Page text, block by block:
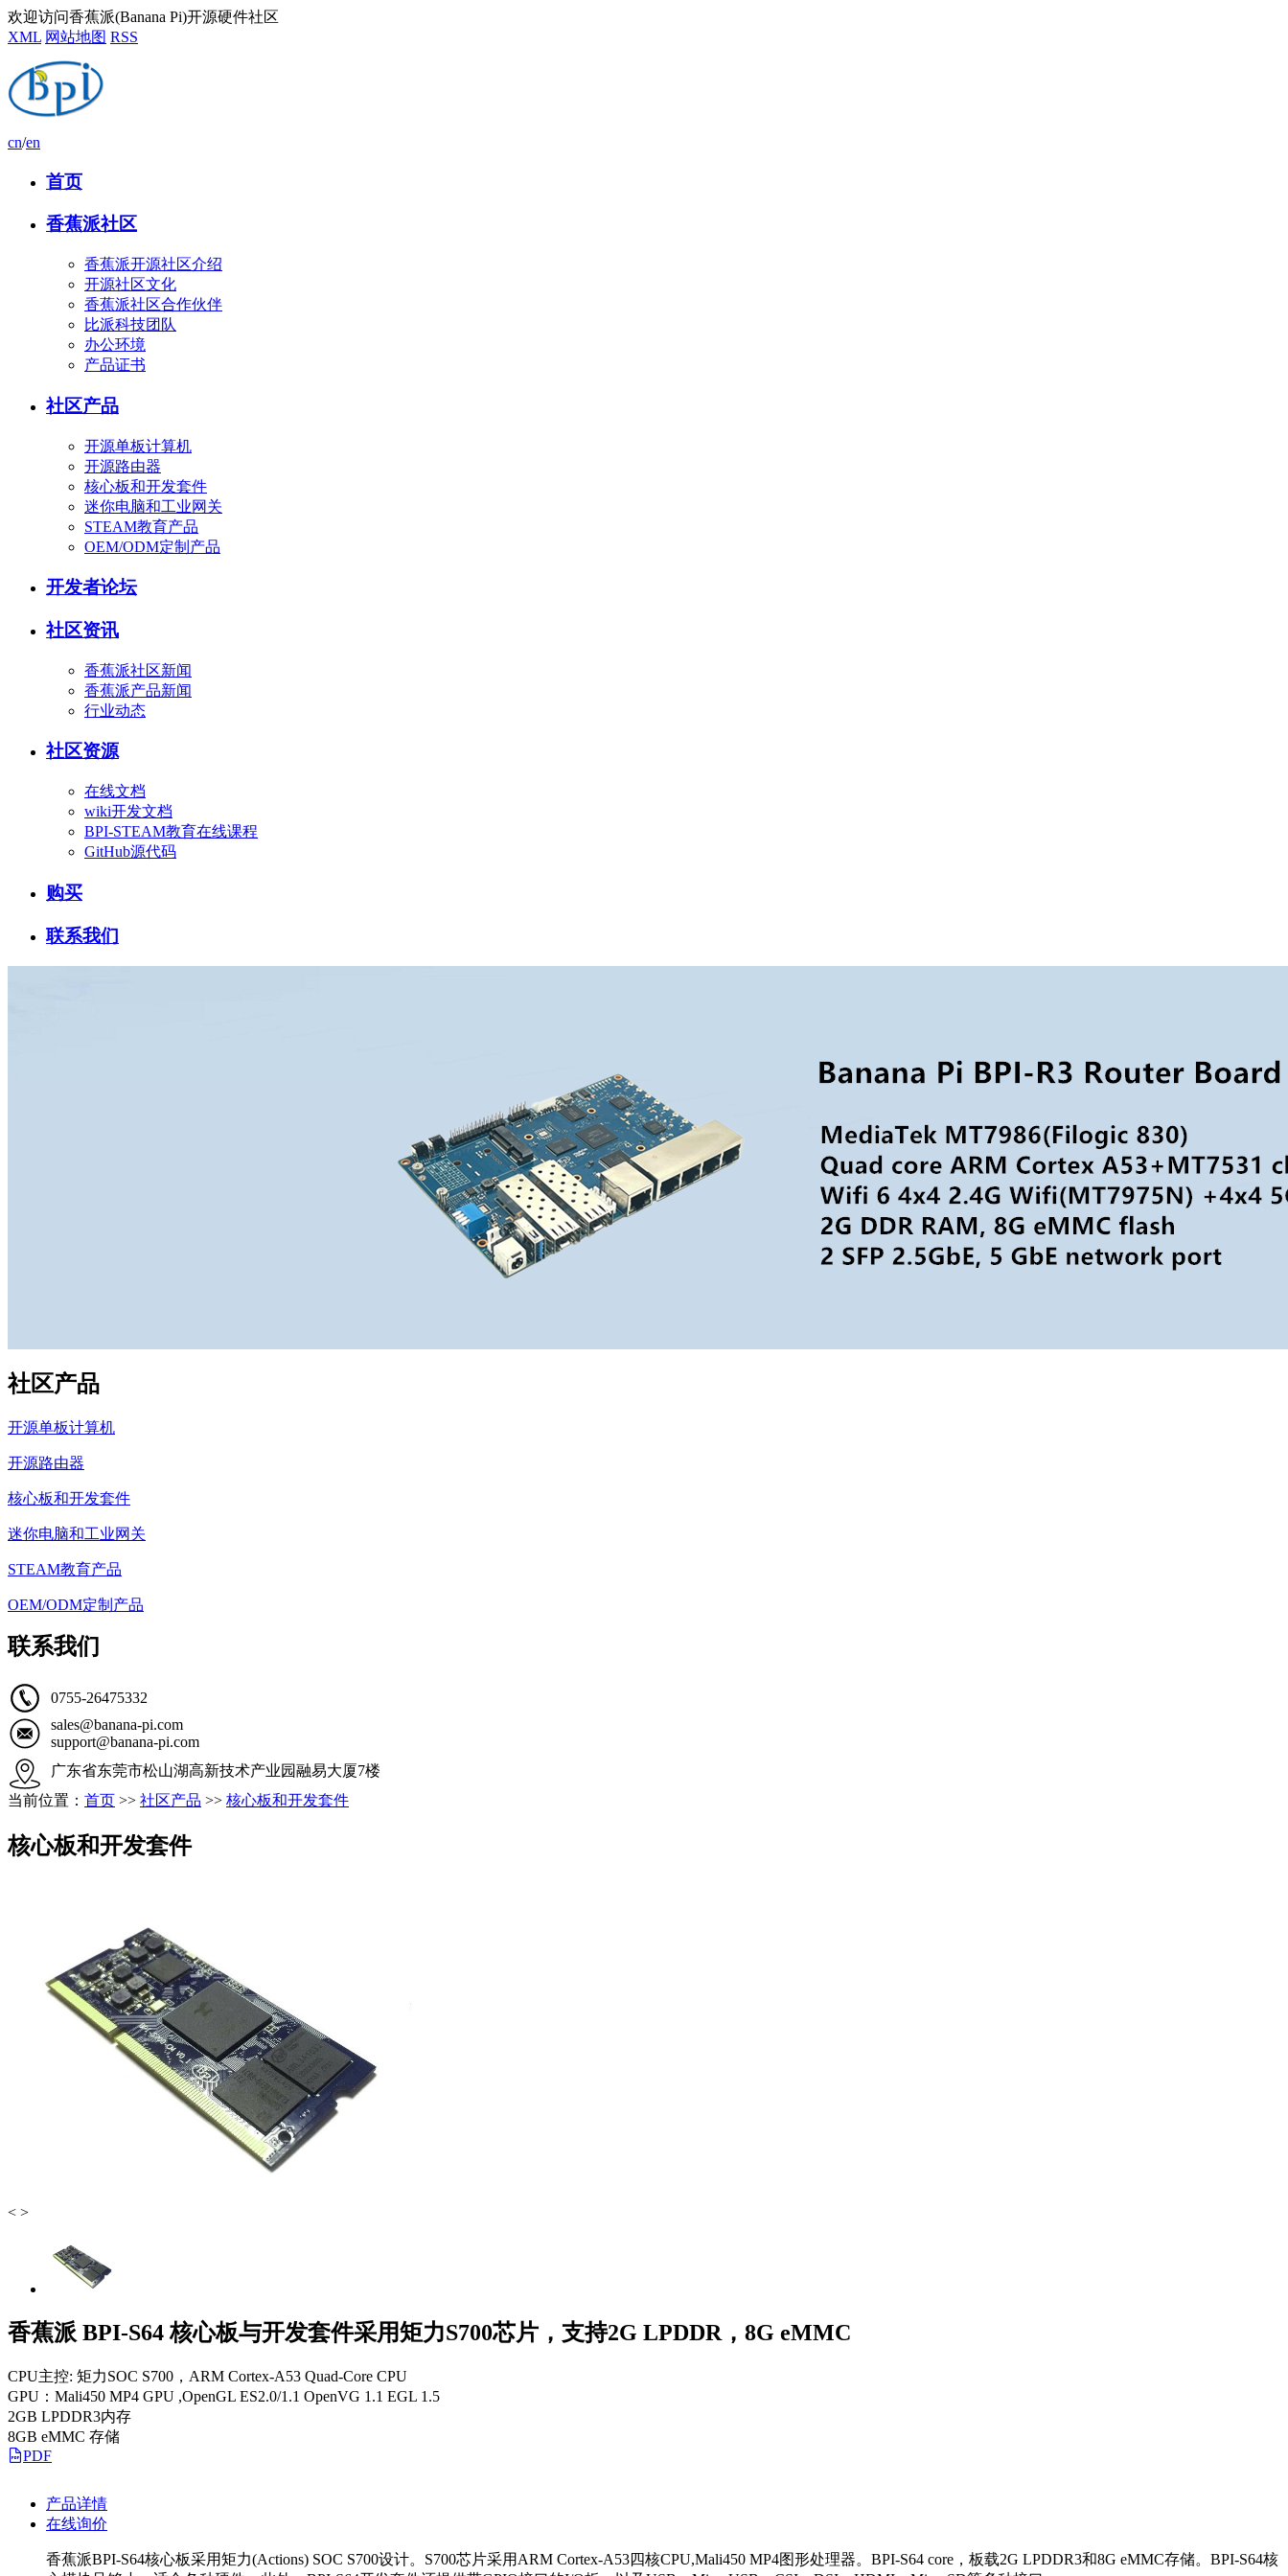
欢迎访问香蕉派(Banana Pi)开源硬件社区
XML 网站地图 RSS
cn/en
首页
香蕉派社区
香蕉派开源社区介绍
开源社区文化
香蕉派社区合作伙伴
比派科技团队
办公环境
产品证书
社区产品
开源单板计算机
开源路由器
核心板和开发套件
迷你电脑和工业网关
STEAM教育产品
OEM/ODM定制产品
开发者论坛
社区资讯
香蕉派社区新闻
香蕉派产品新闻
行业动态
社区资源
在线文档
wiki开发文档
BPI-STEAM教育在线课程
GitHub源代码
购买
联系我们
社区产品
开源单板计算机
开源路由器
核心板和开发套件
迷你电脑和工业网关
STEAM教育产品
OEM/ODM定制产品
联系我们
0755-26475332
sales@banana-pi.com
support@banana-pi.com
广东省东莞市松山湖高新技术产业园融易大厦7楼
当前位置： 首页 >> 社区产品 >> 核心板和开发套件
核心板和开发套件
< >
香蕉派 BPI-S64 核心板与开发套件采用矩力S700芯片，支持2G LPDDR，8G eMMC
CPU主控: 矩力SOC S700，ARM Cortex-A53 Quad-Core CPU
GPU：Mali450 MP4 GPU ,OpenGL ES2.0/1.1 OpenVG 1.1 EGL 1.5
2GB LPDDR3内存
8GB eMMC 存储
PDF
产品详情
在线询价
香蕉派BPI-S64核心板采用矩力(Actions) SOC S700设计。S700芯片采用ARM Cortex-A53四核CPU,Mali450 MP4图形处理器。BPI-S64 core，板载2G LPDDR3和8G eMMC存储。BPI-S64核